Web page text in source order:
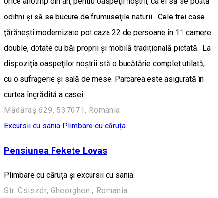
odihni şi să se bucure de frumuseţile naturii. Cele trei case
ţărăneşti modernizate pot caza 22 de persoane în 11 camere
double, dotate cu băi proprii şi mobilă tradiţională pictată. La
dispoziţia oaspeţilor noştrii stă o bucătărie complet utilată,
cu o sufragerie şi sală de mese. Parcarea este asigurată în
curtea îngrădită a casei.
Mădăraș 629, 537071, Romania
Excursii cu sania Plimbare cu căruța
Pensiunea Fekete Lovas
Plimbare cu căruța și excursii cu sania.
Str. Csiszér, Gheorgheni, Romania